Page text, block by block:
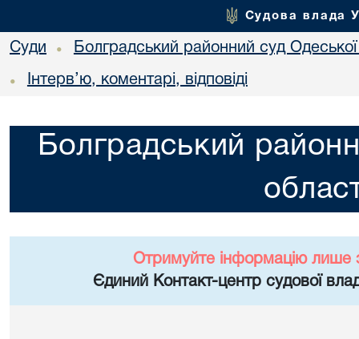
Судова влада
Суди • Болградський районний суд Одеської
• Інтерв’ю, коментарі, відповіді
Болградський
Отримуйте інформацію лише
Єдиний Контакт-центр судової